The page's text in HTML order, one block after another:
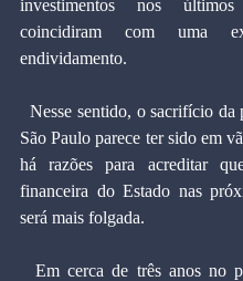
investimentos nos
coincidiram com uma
endividamento.
  Nesse sentido, o sacrifício da população de
São Paulo parece ter sido em
há razões para acreditar
financeira do Estado nas
será mais folgada.
  Em cerca de três anos no poder, a atual